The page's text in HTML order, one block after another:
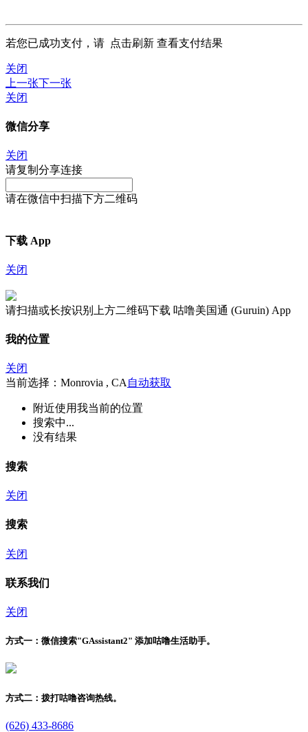
若您已成功支付，请 点击刷新 查看支付结果
关闭
上一张下一张
关闭
微信分享
关闭
请复制分享连接
请在微信中扫描下方二维码
下载 App
关闭
请扫描或长按识别上方二维码下载 咕噜美国通 (Guruin) App
我的位置
关闭
当前选择：Monrovia , CA自动获取
附近使用我当前的位置
搜索中...
没有结果
搜索
关闭
搜索
关闭
联系我们
关闭
方式一： 微信搜索"GAssistant2" 添加咕噜生活助手。
方式二： 拨打咕噜咨询热线。
(626) 433-8686